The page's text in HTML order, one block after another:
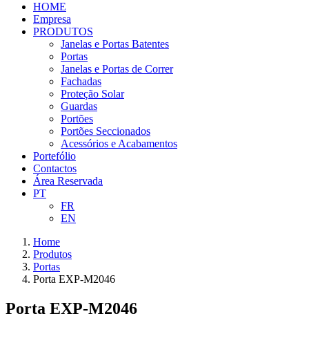
HOME
Empresa
PRODUTOS
Janelas e Portas Batentes
Portas
Janelas e Portas de Correr
Fachadas
Proteção Solar
Guardas
Portões
Portões Seccionados
Acessórios e Acabamentos
Portefólio
Contactos
Área Reservada
PT
FR
EN
Home
Produtos
Portas
Porta EXP-M2046
Porta EXP-M2046